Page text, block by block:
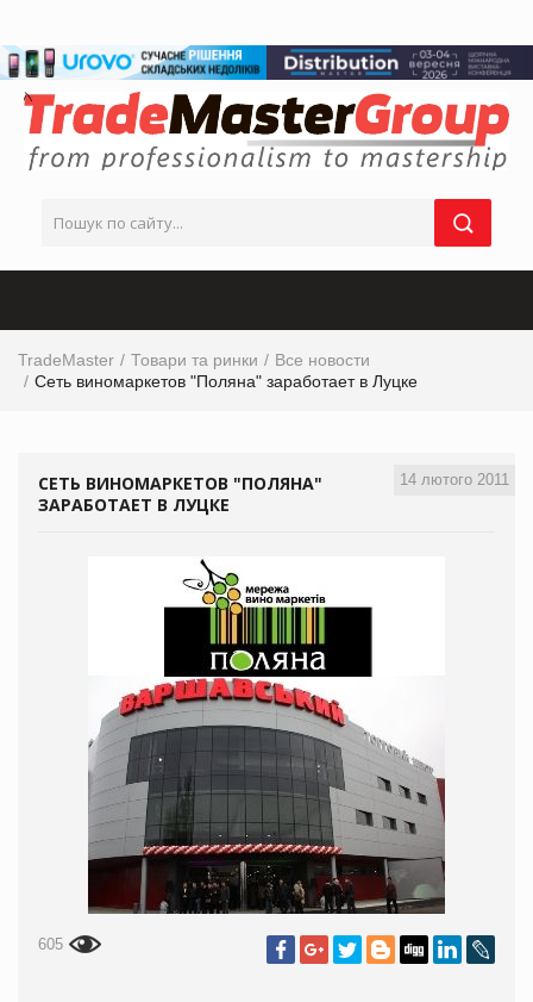
TradeMaster Товари та ринки
Все новости
Сеть виномаркетов "Поляна" заработает в Луцке
14 лютого 2011
СЕТЬ ВИНОМАРКЕТОВ "ПОЛЯНА"
ЗАРАБОТАЕТ В ЛУЦКЕ
605